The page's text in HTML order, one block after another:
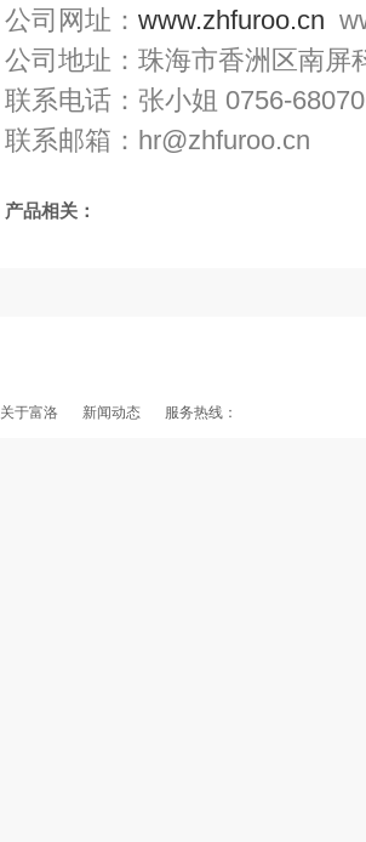
公司网址： www.zhfuroo.cn
公司地址：珠海市香洲区南屏
联系电话：张小姐 0756-
联系邮箱： hr@zhfuroo.cn
产品相关：
关于富洛 新闻动态 服务热线：